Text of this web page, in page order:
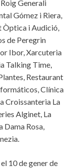
Generali
Gómez i Riera,
i Audició,
de Peregrin
Ibor, Xarcuteria
Talking Time,
Restaurant
Clínica
Croissanteria La
Alginet, La
Rosa,
10 de gener de